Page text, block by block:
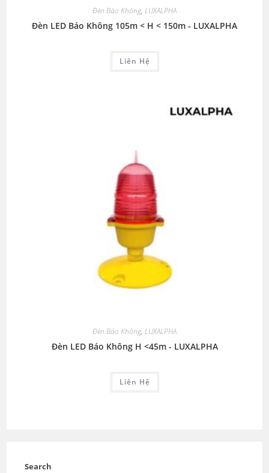
Đèn Báo Không, LUXALPHA
Đèn LED Báo Không 105m < H < 150m - LUXALPHA
Liên Hệ
Đèn Báo Không, LUXALPHA
Đèn LED Báo Không H <45m - LUXALPHA
Liên Hệ
Search